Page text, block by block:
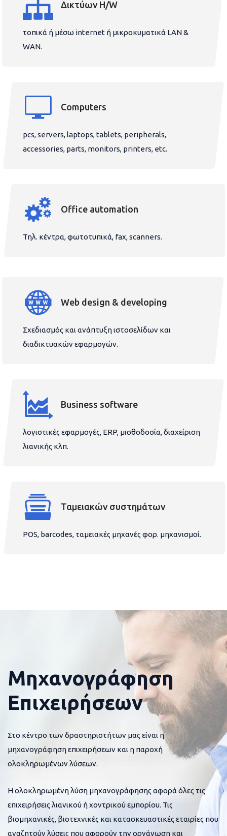
Δικτύων H/W
τοπικά ή μέσω internet ή μικροκυματικά LAN &
WAN.
Computers
pcs, servers, laptops, tablets, peripherals,
accessories, parts, monitors, printers, etc.
Office automation
Τηλ. κέντρα, φωτοτυπικά, fax, scanners.
Web design & developing
Σχεδιασμός και ανάπτυξη ιστοσελίδων και
διαδικτυακών εφαρμογών.
Business software
λογιστικές εφαρμογές, ERP, μισθοδοσία, διαχείριση
λιανικής κλπ.
Ταμειακών συστημάτων
POS, barcodes, ταμειακές μηχανές φορ. μηχανισμοί.
Μηχανογράφηση
Επιχειρήσεων
Στο κέντρο των δραστηριοτήτων μας είναι η
μηχανογράφηση επιχειρήσεων και η παροχή
ολοκληρωμένων λύσεων.
Η ολοκληρωμένη λύση μηχανογράφησης αφορά όλες τις
επιχειρήσεις λιανικού ή χοντρικού εμπορίου. Τις
βιομηχανικές, βιοτεχνικές και κατασκευαστικές εταιρίες που
αναζητούν λύσεις που αφορούν την οργάνωση και